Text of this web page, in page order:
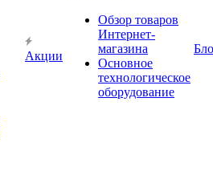
Акции
Обзор товаров
Интернет-
магазина
Основное
технологическое
оборудование